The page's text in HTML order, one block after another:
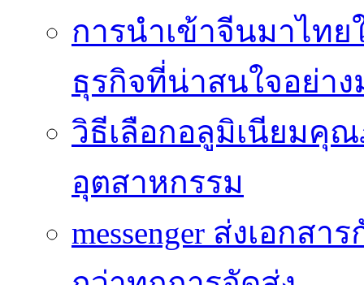
การนำเข้าจีนมาไท
ธุรกิจที่น่าสนใจอย่าง
วิธีเลือกอลูมิเนียมคุ
อุตสาหกรรม
messenger ส่งเอกส